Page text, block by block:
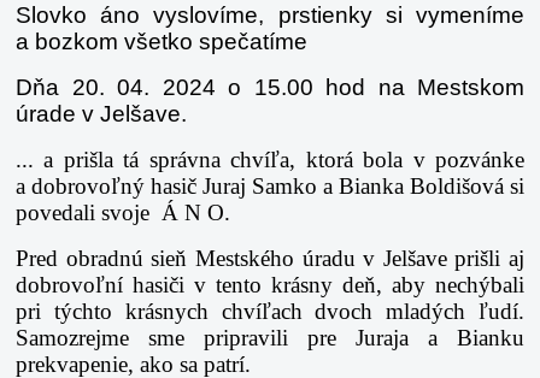
Slovko áno vyslovíme, prstienky si vymeníme
a bozkom všetko spečatíme
Dňa 20. 04. 2024 o 15.00 hod na Mestskom
úrade v Jelšave.
... a prišla tá správna chvíľa, ktorá bola v pozvánke
a dobrovoľný hasič Juraj Samko a Bianka Boldišová si
povedali svoje Á N O.
Pred obradnú sieň Mestského úradu v Jelšave prišli aj
dobrovoľní hasiči v tento krásny deň, aby nechýbali
pri týchto krásnych chvíľach dvoch mladých ľudí.
Samozrejme sme pripravili pre Juraja a Bianku
prekvapenie, ako sa patrí.